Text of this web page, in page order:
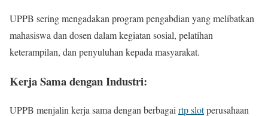
UPPB sering mengadakan program pengabdian yang melibatkan
mahasiswa dan dosen dalam kegiatan sosial, pelatihan
keterampilan, dan penyuluhan kepada masyarakat.
Kerja Sama dengan Industri:
UPPB menjalin kerja sama dengan berbagairtp slotperusahaan